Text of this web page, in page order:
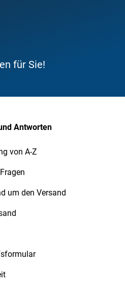
für Sie!
Antworten
von A-Z
um den Versand